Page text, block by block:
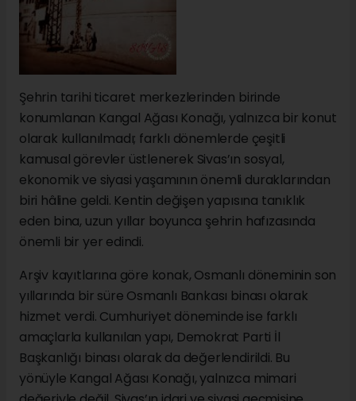
Şehrin tarihi ticaret merkezlerinden birinde
konumlanan Kangal Ağası Konağı, yalnızca bir konut
olarak kullanılmadı; farklı dönemlerde çeşitli
kamusal görevler üstlenerek Sivas’ın sosyal,
ekonomik ve siyasi yaşamının önemli duraklarından
biri hâline geldi. Kentin değişen yapısına tanıklık
eden bina, uzun yıllar boyunca şehrin hafızasında
önemli bir yer edindi.
Arşiv kayıtlarına göre konak, Osmanlı döneminin son
yıllarında bir süre Osmanlı Bankası binası olarak
hizmet verdi. Cumhuriyet döneminde ise farklı
amaçlarla kullanılan yapı, Demokrat Parti İl
Başkanlığı binası olarak da değerlendirildi. Bu
yönüyle Kangal Ağası Konağı, yalnızca mimari